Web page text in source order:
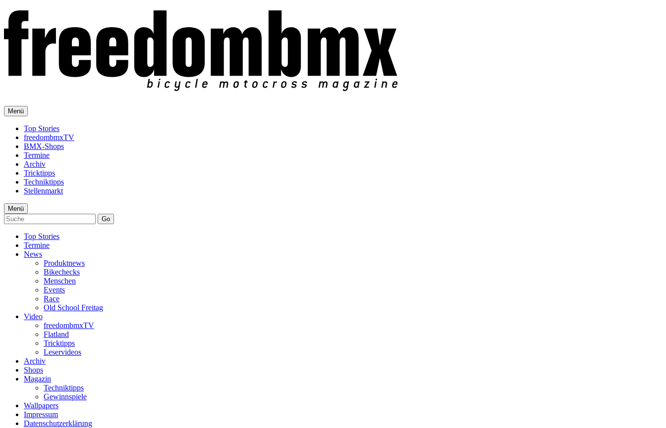
Menü
Top Stories
freedombmxTV
BMX-Shops
Termine
Archiv
Tricktipps
Techniktipps
Stellenmarkt
Menü
Go
Top Stories
Termine
News
Produktnews
Bikechecks
Menschen
Events
Race
Old School Freitag
Video
freedombmxTV
Flatland
Tricktipps
Leservideos
Archiv
Shops
Magazin
Techniktipps
Gewinnspiele
Wallpapers
Impressum
Datenschutzerklärung